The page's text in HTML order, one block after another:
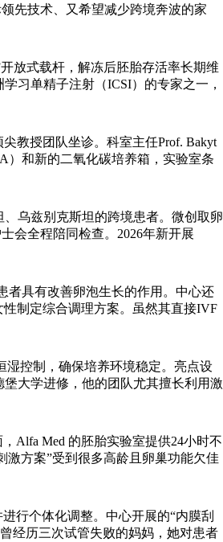
先技术、又希望减少跨境奔波的家
放式载杆，解冻后胚胎存活率长期维
习单精子注射（ICSI）的专家之一，
教授团队坐诊。科室主任Prof. Bakyt
）和新的二氧化碳培养箱，实验室条
乌兹别克斯坦的跨境患者。微创取卵
会全程陪同检查。2026年新开展
者具有改善卵泡生长的作用。中心还
制定综合调理方案。虽然其直接IVF
湿控制，确保培养环境稳定。亮点设
大学进修，他的团队尤其擅长利用激
Alfa Med 的胚胎实验室提供24小时不
激方案”受到很多高龄且卵巢功能欠佳
行个体化调整。中心开展的“内膜刮
经历三次试管失败的妈妈，她对患者